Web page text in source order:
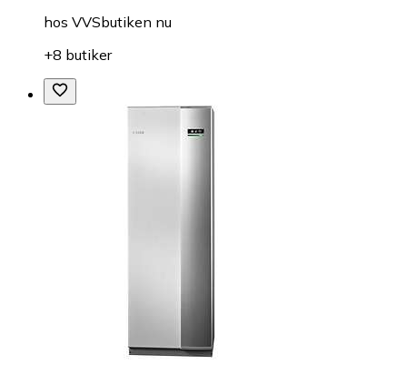
hos VVSbutiken nu
+8 butiker